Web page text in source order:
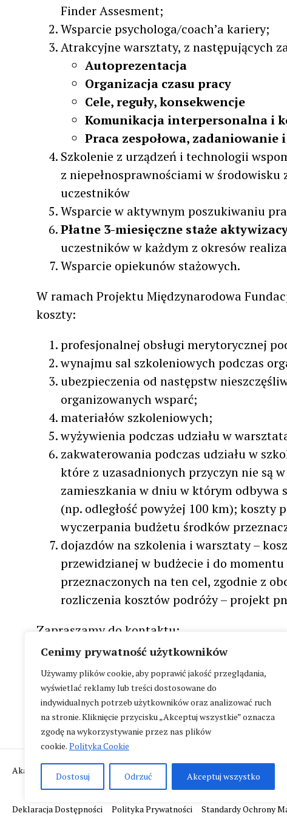
Cenimy prywatność użytkowników
Używamy plików cookie, aby poprawić jakość przeglądania,
wyświetlać reklamy lub treści dostosowane do
indywidualnych potrzeb użytkowników oraz analizować ruch
na stronie. Kliknięcie przycisku „Akceptuj wszystkie” oznacza
zgodę na wykorzystywanie przez nas plików
cookie. Polityka Cookie
Dostosuj Odrzuć Akceptuj wszystko
Finder Assesment;
Wsparcie psychologa/coach’a kariery;
Atrakcyjne warsztaty, z następujących
Autoprezentacja
Organizacja czasu pracy
Cele, reguły, konsekwencje
Komunikacja interpersonalna i
Praca zespołowa,
Szkolenie z urządzeń i technologii
z niepełnosprawnościami w
uczestników
Wsparcie w aktywnym poszukiwaniu
Płatne 3-miesięczne staże
uczestników w każdym z okresów
Wsparcie opiekunów stażowych.
W ramach Projektu Międzynarodowa
koszty:
profesjonalnej obsługi merytorycznej
wynajmu sal szkoleniowych podczas
ubezpieczenia od następstw
organizowanych wsparć;
materiałów szkoleniowych;
wyżywienia podczas udziału w
zakwaterowania podczas udziału w
które z uzasadnionych przyczyn nie są
zamieszkania w dniu w którym odbywa
(np. odległość powyżej 100 km); koszty
wyczerpania budżetu środków
dojazdów na szkolenia i warsztaty –
przewidzianej w budżecie i do
przeznaczonych na ten cel, zgodnie z
rozliczenia kosztów podróży – projekt
Zapraszamy do kontaktu:
telefon: 728 442 860; e-mail:
więcej informacji pod adresemhttps://
Akademia Teatralna im. A. Zelwerowicza, ul. Miodowa 22/24, 00-246
Deklaracja Dostępności Polityka Prywatności Standardy Ochrony